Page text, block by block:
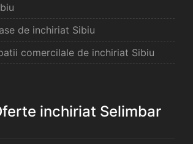
de inchiriat Sibiu
comercilale de inchiriat Sibiu
inchiriat Selimbar